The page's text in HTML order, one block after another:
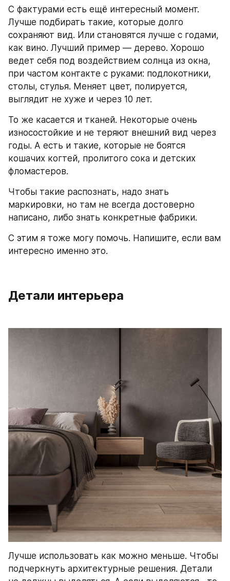
С фактурами есть ещё интересный момент.
Лучше подбирать такие, которые долго
сохраняют вид. Или становятся лучше с годами,
как вино. Лучший пример — дерево. Хорошо
ведет себя под воздействием солнца из окна,
при частом контакте с руками: подлокотники,
столы, стулья. Меняет цвет, полируется,
выглядит не хуже и через 10 лет.
То же касается и тканей. Некоторые очень
износостойкие и не теряют внешний вид через
годы. А есть и такие, которые не боятся
кошачих когтей, пролитого сока и детских
фломастеров.
Чтобы такие распознать, надо знать
маркировки, но там не всегда достоверно
написано, либо знать конкретные фабрики.
С этим я тоже могу помочь. Напишите, если вам
интересно именно это.
Детали интерьера
Лучше использовать как можно меньше. Чтобы
подчеркнуть архитектурные решения. Детали